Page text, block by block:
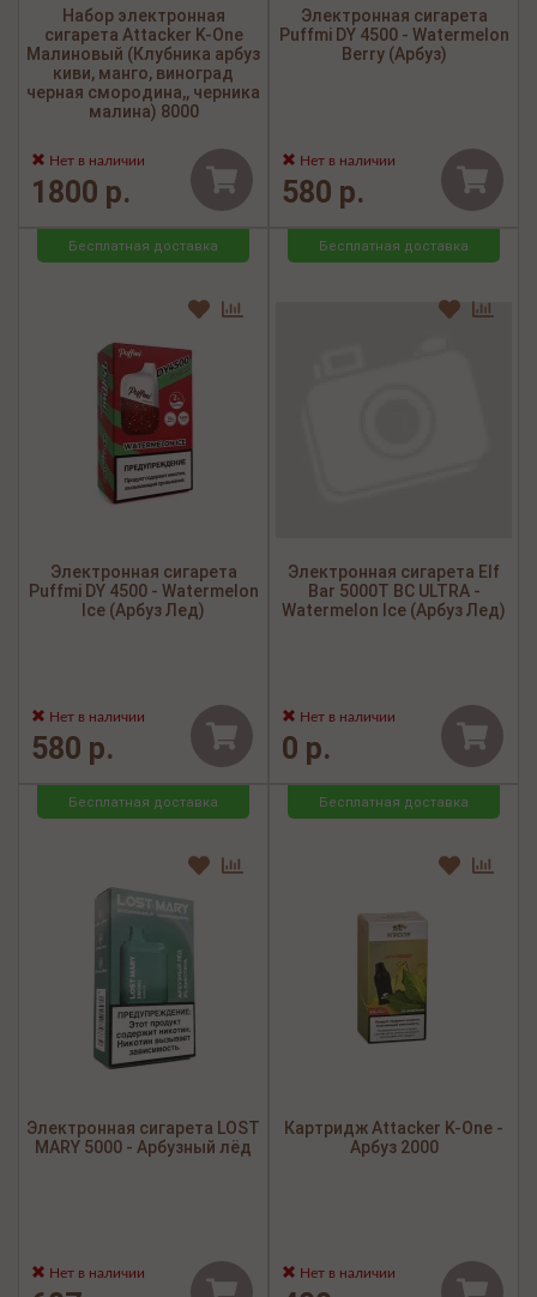
Набор электронная
сигарета Attacker K-One
Малиновый (Клубника арбуз
киви, манго, виноград
черная смородина,, черника
малина) 8000
Нет в наличии
1800 р.
Электронная сигарета
Puffmi DY 4500 - Watermelon
Berry (Арбуз)
Нет в наличии
580 р.
Бесплатная доставка
Электронная сигарета
Puffmi DY 4500 - Watermelon
Ice (Арбуз Лед)
Нет в наличии
580 р.
Бесплатная доставка
Электронная сигарета Elf
Bar 5000Т BC ULTRA -
Watermelon Ice (Арбуз Лед)
Нет в наличии
0 р.
Бесплатная доставка
Электронная сигарета LOST
MARY 5000 - Арбузный лёд
Нет в наличии
Бесплатная доставка
Картридж Attacker K-One -
Арбуз 2000
Нет в наличии